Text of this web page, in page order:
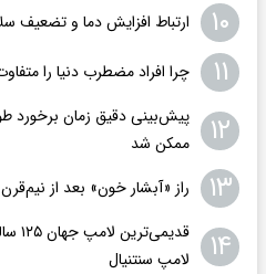
۱۰ ارتباط افزایش دما و تضعیف
۱۱ چرا افراد مضطرب دنیا را
۱۲
پیش‌بینی دقیق زمان برخورد
ممکن شد
۱۳ راز «آبشار خون» بعد از
۱۴
لامپ سنتنیال